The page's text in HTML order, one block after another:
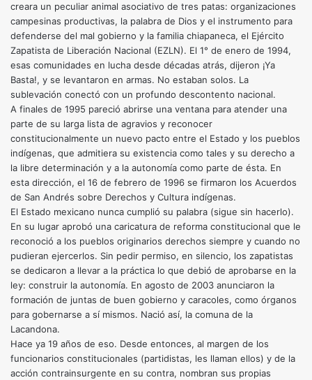
creara un peculiar animal asociativo de tres patas: organizaciones
campesinas productivas, la palabra de Dios y el instrumento para
defenderse del mal gobierno y la familia chiapaneca, el Ejército
Zapatista de Liberación Nacional (EZLN). El 1° de enero de 1994,
esas comunidades en lucha desde décadas atrás, dijeron ¡Ya
Basta!, y se levantaron en armas. No estaban solos. La
sublevación conectó con un profundo descontento nacional.
A finales de 1995 pareció abrirse una ventana para atender una
parte de su larga lista de agravios y reconocer
constitucionalmente un nuevo pacto entre el Estado y los pueblos
indígenas, que admitiera su existencia como tales y su derecho a
la libre determinación y a la autonomía como parte de ésta. En
esta dirección, el 16 de febrero de 1996 se firmaron los Acuerdos
de San Andrés sobre Derechos y Cultura indígenas.
El Estado mexicano nunca cumplió su palabra (sigue sin hacerlo).
En su lugar aprobó una caricatura de reforma constitucional que le
reconoció a los pueblos originarios derechos siempre y cuando no
pudieran ejercerlos. Sin pedir permiso, en silencio, los zapatistas
se dedicaron a llevar a la práctica lo que debió de aprobarse en la
ley: construir la autonomía. En agosto de 2003 anunciaron la
formación de juntas de buen gobierno y caracoles, como órganos
para gobernarse a sí mismos. Nació así, la comuna de la
Lacandona.
Hace ya 19 años de eso. Desde entonces, al margen de los
funcionarios constitucionales (partidistas, les llaman ellos) y de la
acción contrainsurgente en su contra, nombran sus propias